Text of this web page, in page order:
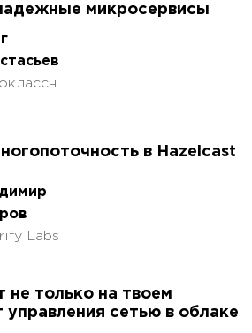
микросервисы
в Hazelcast
Labs
не только на твоем
сетью в облаке